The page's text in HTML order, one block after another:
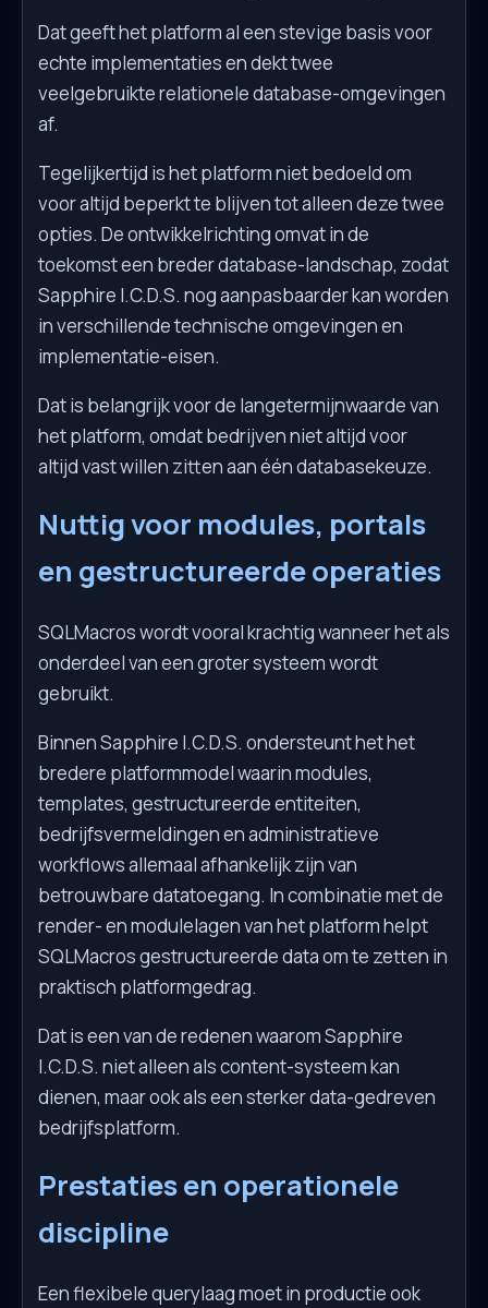
Dat geeft het platform al een stevige basis voor
echte implementaties en dekt twee
veelgebruikte relationele database-omgevingen
af.
Tegelijkertijd is het platform niet bedoeld om
voor altijd beperkt te blijven tot alleen deze twee
opties. De ontwikkelrichting omvat in de
toekomst een breder database-landschap, zodat
Sapphire I.C.D.S. nog aanpasbaarder kan worden
in verschillende technische omgevingen en
implementatie-eisen.
Dat is belangrijk voor de langetermijnwaarde van
het platform, omdat bedrijven niet altijd voor
altijd vast willen zitten aan één databasekeuze.
Nuttig voor modules, portals
en gestructureerde operaties
SQLMacros wordt vooral krachtig wanneer het als
onderdeel van een groter systeem wordt
gebruikt.
Binnen Sapphire I.C.D.S. ondersteunt het het
bredere platformmodel waarin modules,
templates, gestructureerde entiteiten,
bedrijfsvermeldingen en administratieve
workflows allemaal afhankelijk zijn van
betrouwbare datatoegang. In combinatie met de
render- en modulelagen van het platform helpt
SQLMacros gestructureerde data om te zetten in
praktisch platformgedrag.
Dat is een van de redenen waarom Sapphire
I.C.D.S. niet alleen als content-systeem kan
dienen, maar ook als een sterker data-gedreven
bedrijfsplatform.
Prestaties en operationele
discipline
Een flexibele querylaag moet in productie ook